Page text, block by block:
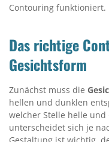
Contouring funktioniert.
Das richtige
Gesichtsform
Zunächst muss die
hellen und dunklen
welcher Stelle helle und
unterscheidet sich je